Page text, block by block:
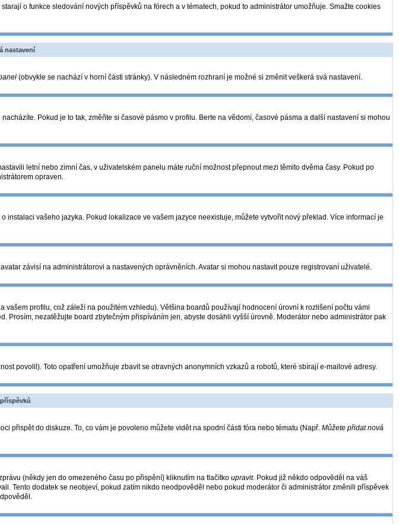
o funkce sledování nových příspěvků na fórech a v tématech, pokud to administrátor umožňuje. Smažte cookies
nastavení
(obvykle se nachází v horní části stránky). V následném rozhraní je možné si změnit veškerá svá nastavení.
Pokud je to tak, změňte si časové pásmo v profilu. Berte na vědomí, časové pásma a další nastavení si mohou
letní nebo zimní čas, v uživatelském panelu máte ruční možnost přepnout mezi těmito dvěma časy. Pokud po
opraven.
vašeho jazyka. Pokud lokalizace ve vašem jazyce neexistuje, můžete vytvořit nový překlad. Více informací je
závisí na administrátorovi a nastavených oprávněních. Avatar si mohou nastavit pouze registrovaní uživatelé.
profilu, což záleží na použitém vzhledu). Většina boardů používají hodnocení úrovní k rozlišení počtu vámi
nezatěžujte board zbytečným přispíváním jen, abyste dosáhli vyšší úrovně. Moderátor nebo administrátor pak
povolil). Toto opatření umožňuje zbavit se otravných anonymních vzkazů a robotů, které sbírají e-mailové adresy.
přispět do diskuze. To, co vám je povoleno můžete vidět na spodní části fóra nebo tématu (Např. Můžete přidat nová
(někdy jen do omezeného času po přispění) kliknutím na tlačítko upravit. Pokud již někdo odpověděl na váš
Tento dodatek se neobjeví, pokud zatím nikdo neodpověděl nebo pokud moderátor či administrátor změnili příspěvek